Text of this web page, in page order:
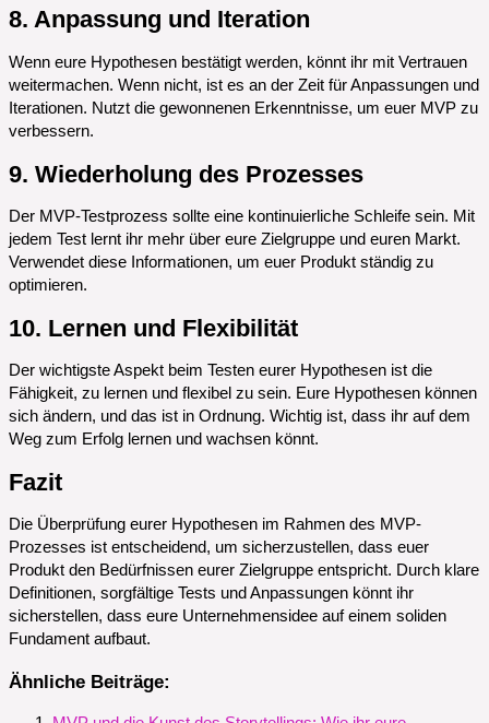
8. Anpassung und Iteration
Wenn eure Hypothesen bestätigt werden, könnt ihr mit Vertrauen
weitermachen. Wenn nicht, ist es an der Zeit für Anpassungen und
Iterationen. Nutzt die gewonnenen Erkenntnisse, um euer MVP zu
verbessern.
9. Wiederholung des Prozesses
Der MVP-Testprozess sollte eine kontinuierliche Schleife sein. Mit
jedem Test lernt ihr mehr über eure Zielgruppe und euren Markt.
Verwendet diese Informationen, um euer Produkt ständig zu
optimieren.
10. Lernen und Flexibilität
Der wichtigste Aspekt beim Testen eurer Hypothesen ist die
Fähigkeit, zu lernen und flexibel zu sein. Eure Hypothesen können
sich ändern, und das ist in Ordnung. Wichtig ist, dass ihr auf dem
Weg zum Erfolg lernen und wachsen könnt.
Fazit
Die Überprüfung eurer Hypothesen im Rahmen des MVP-
Prozesses ist entscheidend, um sicherzustellen, dass euer
Produkt den Bedürfnissen eurer Zielgruppe entspricht. Durch klare
Definitionen, sorgfältige Tests und Anpassungen könnt ihr
sicherstellen, dass eure Unternehmensidee auf einem soliden
Fundament aufbaut.
Ähnliche Beiträge: